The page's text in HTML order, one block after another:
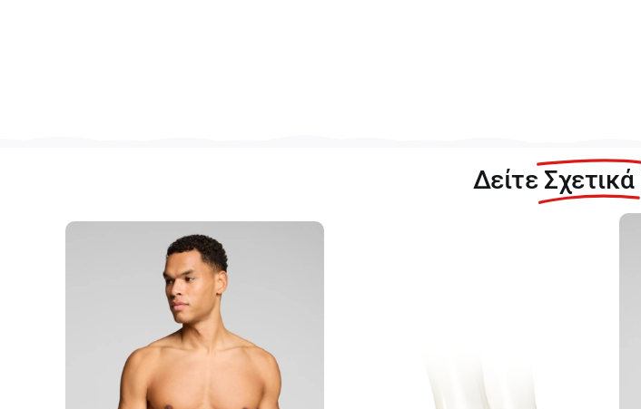
Δείτε Σχετικά